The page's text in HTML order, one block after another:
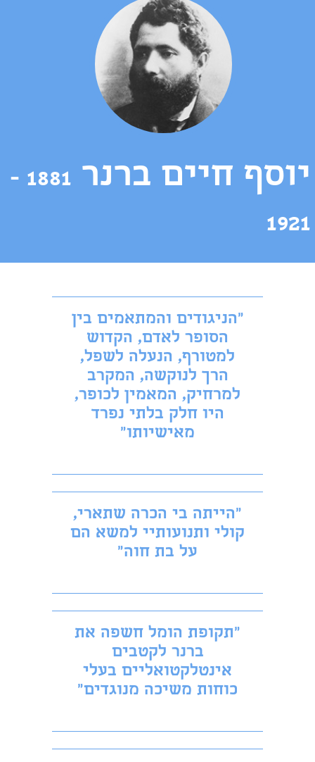
"הניגודים והמתאמים בין
הסופר לאדם, הקדוש
למטורף, הנעלה לשפל,
הרך לנוקשה, המקרב
למרחיק, המאמין לכופר,
היו חלק בלתי נפרד
מאישיותו"
״הייתה בי הכרה שתארי,
קולי ותנועותיי למשא הם
על בת חוה״
״תקופת הומל חשפה את
ברנר לקטבים
אינטלקטואליים בעלי
כוחות משיכה מנוגדים״
יוסף חיים ברנר
1881 -
1921